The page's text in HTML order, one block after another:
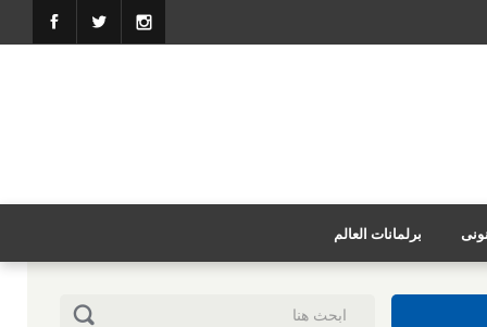
برلمانات العالم